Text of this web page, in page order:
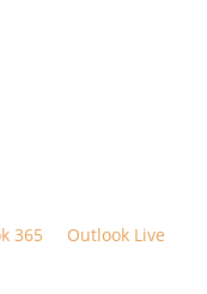
365 Outlook Live